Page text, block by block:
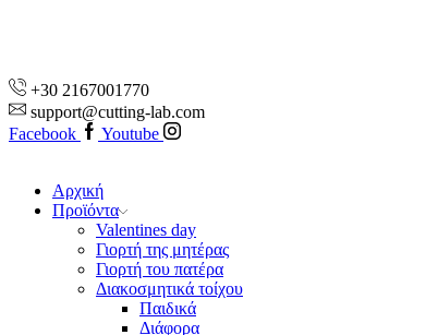
+30 2167001770
support@cutting-lab.com
Facebook
Youtube
Αρχική
Προϊόντα
Valentines day
Γιορτή της μητέρας
Γιορτή του πατέρα
Διακοσμητικά τοίχου
Παιδικά
Διάφορα